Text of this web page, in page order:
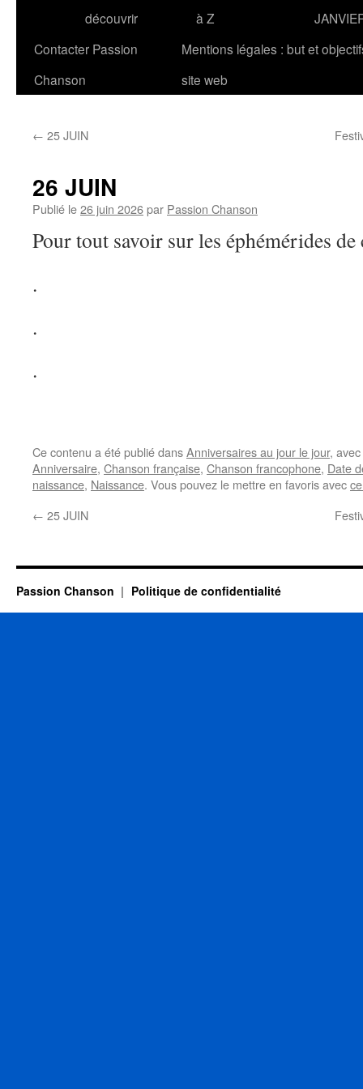
découvrir
à Z
Contacter Passion
Chanson
Mentions légales : but et
site web
← 25 JUIN
26 JUIN
Publié le26 juin 2026par Passion Chanson
Pour tout savoir sur les éphémérides
.
.
.
Ce contenu a été publié dansAnniversaires au jour le jour,
Anniversaire, Chanson française, Chanson francophone, Date
naissance, Naissance. Vous pouvez le mettre en favoris avec
← 25 JUIN
Passion Chanson Politique de confidentialité